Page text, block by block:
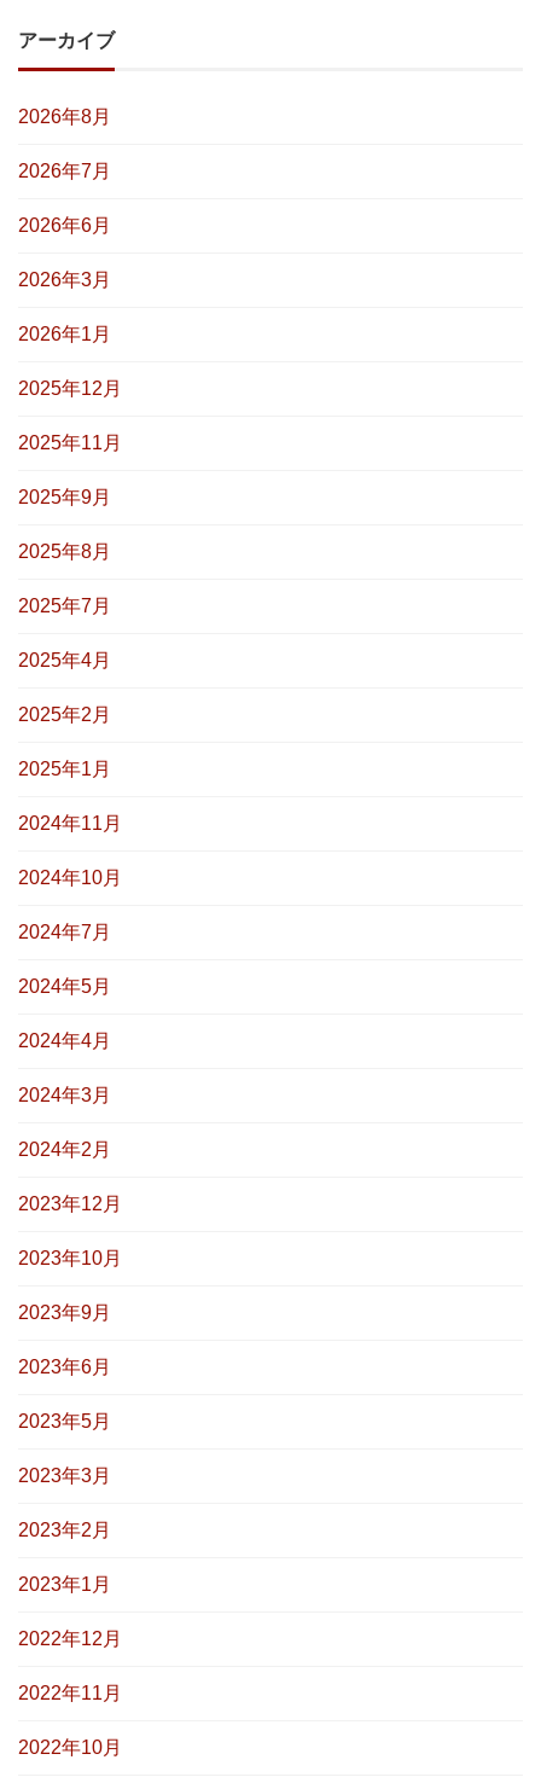
アーカイブ
2026年8月
2026年7月
2026年6月
2026年3月
2026年1月
2025年12月
2025年11月
2025年9月
2025年8月
2025年7月
2025年4月
2025年2月
2025年1月
2024年11月
2024年10月
2024年7月
2024年5月
2024年4月
2024年3月
2024年2月
2023年12月
2023年10月
2023年9月
2023年6月
2023年5月
2023年3月
2023年2月
2023年1月
2022年12月
2022年11月
2022年10月